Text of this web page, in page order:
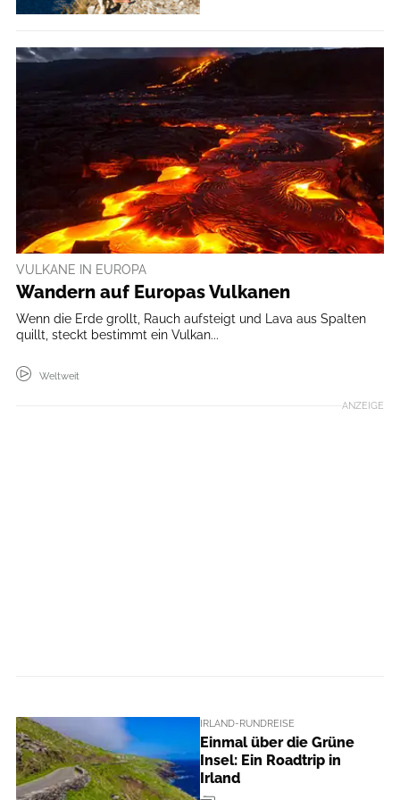
VULKANE IN EUROPA
Wandern auf Europas Vulkanen
Wenn die Erde grollt, Rauch aufsteigt und Lava aus Spalten
quillt, steckt bestimmt ein Vulkan...
Weltweit
ANZEIGE
IRLAND-RUNDREISE
Einmal über die Grüne
Insel: Ein Roadtrip in
Irland